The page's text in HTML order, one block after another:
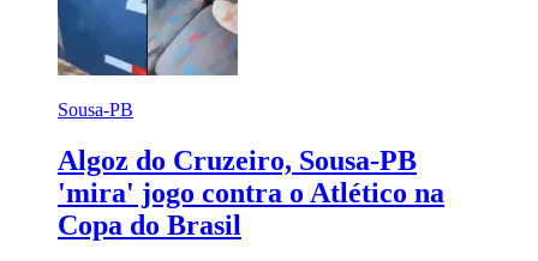
Sousa-PB
Algoz do Cruzeiro, Sousa-PB
'mira' jogo contra o Atlético na
Copa do Brasil